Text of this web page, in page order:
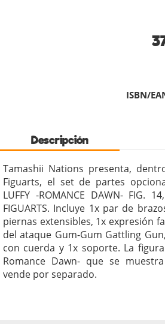
ISBN/
Descripción
Tamashii Nations presenta,
Figuarts, el set de partes
LUFFY -ROMANCE DAWN- FIG.
FIGUARTS. Incluye 1x par de
piernas extensibles, 1x expresión
del ataque Gum-Gum Gattling
con cuerda y 1x soporte. La
Romance Dawn- que se
vende por separado.